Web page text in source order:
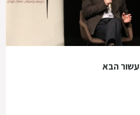
הבא